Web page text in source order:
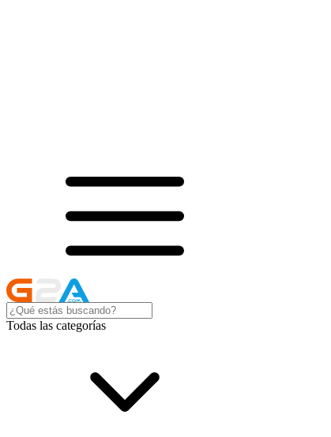
Todas las categorías